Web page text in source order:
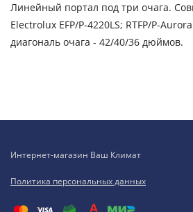
Линейный портал под три очага.
Electrolux EFP/P-4220LS; RTFP/P-
диагональ очага - 42/40/36 дюймов.
Интернет-магазин Ваш Климат
Политика персональных данных